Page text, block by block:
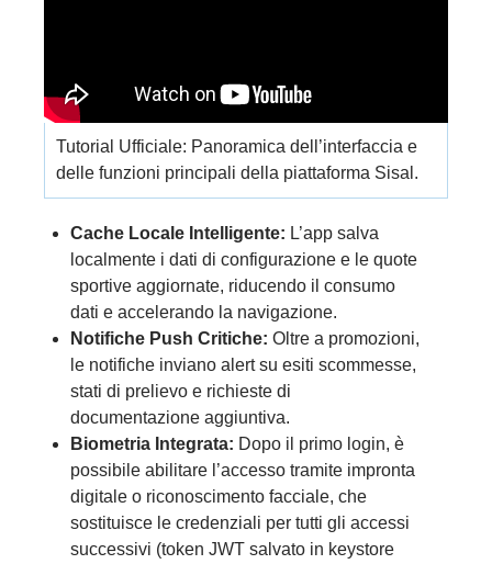
Tutorial Ufficiale: Panoramica dell’interfaccia e
delle funzioni principali della piattaforma Sisal.
Cache Locale Intelligente: L’app salva
localmente i dati di configurazione e le quote
sportive aggiornate, riducendo il consumo
dati e accelerando la navigazione.
Notifiche Push Critiche: Oltre a promozioni,
le notifiche inviano alert su esiti scommesse,
stati di prelievo e richieste di
documentazione aggiuntiva.
Biometria Integrata: Dopo il primo login, è
possibile abilitare l’accesso tramite impronta
digitale o riconoscimento facciale, che
sostituisce le credenziali per tutti gli accessi
successivi (token JWT salvato in keystore